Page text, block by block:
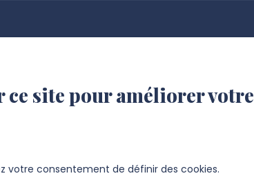
ce site pour améliorer votre
votre consentement de définir des cookies.